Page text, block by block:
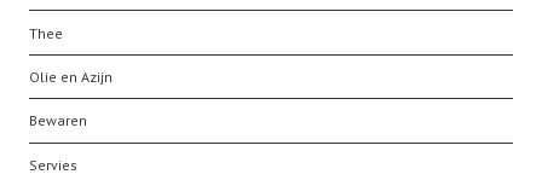
Thee
Olie en Azijn
Bewaren
Servies